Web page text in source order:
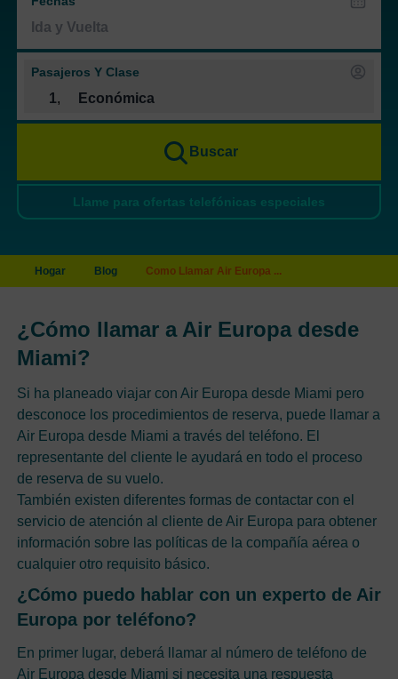
Pasajeros Y Clase
1, Económica
Buscar
Llame para ofertas telefónicas especiales
Hogar Blog Como Llamar Air Europa ...
¿Cómo llamar a Air Europa desde
Miami?
Si ha planeado viajar con Air Europa desde Miami pero
desconoce los procedimientos de reserva, puede llamar a
Air Europa desde Miami a través del teléfono. El
representante del cliente le ayudará en todo el proceso
de reserva de su vuelo.
También existen diferentes formas de contactar con el
servicio de atención al cliente de Air Europa para obtener
información sobre las políticas de la compañía aérea o
cualquier otro requisito básico.
¿Cómo puedo hablar con un experto de Air
Europa por teléfono?
En primer lugar, deberá llamar al número de teléfono de
Air Europa desde Miami si necesita una respuesta